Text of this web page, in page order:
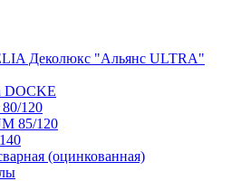
Деколюкс "Альянс ULTRA"
DOCKE
120
85/120
(оцинкованная)